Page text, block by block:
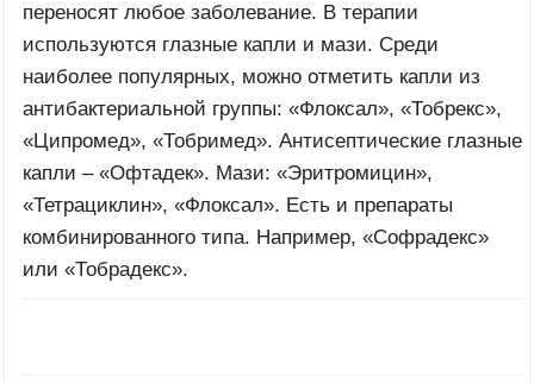
переносят любое заболевание. В терапии
используются глазные капли и мази. Среди
наиболее популярных, можно отметить капли из
антибактериальной группы: «Флоксал», «Тобрекс»,
«Ципромед», «Тобримед». Антисептические глазные
капли – «Офтадек». Мази: «Эритромицин»,
«Тетрациклин», «Флоксал». Есть и препараты
комбинированного типа. Например, «Софрадекс»
или «Тобрадекс».